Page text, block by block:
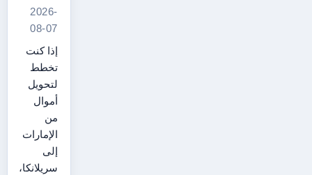
2026-
08-07
إذا كنت
تخطط
لتحويل
أموال
من
الإمارات
إلى
سريلانكا،